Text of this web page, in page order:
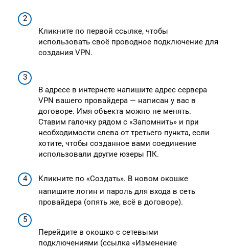
Кликните по первой ссылке, чтобы
использовать своё проводное подключение для
создания VPN.
В адресе в интернете напишите адрес сервера
VPN вашего провайдера — написан у вас в
договоре. Имя объекта можно не менять.
Ставим галочку рядом с «Запомнить» и при
необходимости слева от третьего пункта, если
хотите, чтобы созданное вами соединение
использовали другие юзеры ПК.
Кликните по «Создать». В новом окошке
напишите логин и пароль для входа в сеть
провайдера (опять же, всё в договоре).
Перейдите в окошко с сетевыми
подключениями (ссылка «Изменение